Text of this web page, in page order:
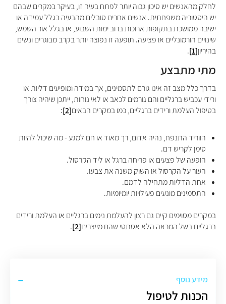
לחלק מהאנשים יש סיכון גבוה יותר לפתח בעיה זו, בעיקר במקרים שבהם
יש היסטוריה משפחתית. אנשים אחרים סובלים מהבעיה בגלל עמידה או
ישיבה ממושכת בתקופות ארוכות ברוב ימות השבוע, או בגלל אור השמש,
שינויים הורמונליים או פציעה. תופעה זו נפוצה יותר בקרב מבוגרים ונשים
בהיריון[1]
.
מתי מתבצע
בדרך כלל מצב זה אינו גורם לתסמינים, אך במידה ומופיעים דליות או
ורידי עכביש ברגליים והם גורמים לכאב או לאי נוחות, ייתכן שיהיה צורך
בטיפול העלמת ורידים ברגליים, כמו במקרים הבאים[2]
:
הווריד התנפח, נהיה אדום, רך מאוד או חם למגע - מה שיכול להיות
סימן לקריש דם.
הופעה של פצעים או פריחה ברגל או ליד הקרסול.
העור על הקרסול או השוק משנה את צבעו.
אחת הדליות מתחילה לדמם.
התסמינים מונעים פעילויות יומיומיות.
במקרים מסוימים קיים גם רצון להעלמת נימים ברגליים או העלמת ורידים
ברגליים בשל המראה הלא אסתטי שהם מייצרים[2]
.
מידע נוסף
הכנות לטיפול